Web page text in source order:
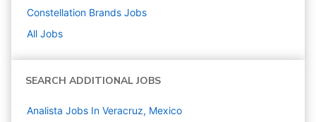
Constellation Brands Jobs
All Jobs
SEARCH ADDITIONAL JOBS
Analista Jobs In Veracruz, Mexico